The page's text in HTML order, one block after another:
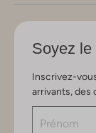
Soyez le
Inscrivez-
arrivants, des